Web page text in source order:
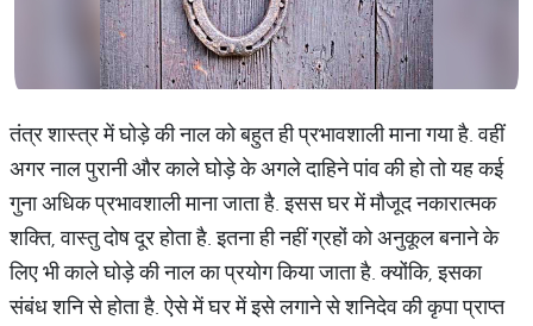
तंत्र शास्त्र में घोड़े की नाल को बहुत ही प्रभावशाली माना गया है. वहीं
अगर नाल पुरानी और काले घोड़े के अगले दाहिने पांव की हो तो यह कई
गुना अधिक प्रभावशाली माना जाता है. इसस घर में मौजूद नकारात्मक
शक्ति, वास्तु दोष दूर होता है. इतना ही नहीं ग्रहों को अनुकूल बनाने के
लिए भी काले घोड़े की नाल का प्रयोग किया जाता है. क्योंकि, इसका
संबंध शनि से होता है. ऐसे में घर में इसे लगाने से शनिदेव की कृपा प्राप्त